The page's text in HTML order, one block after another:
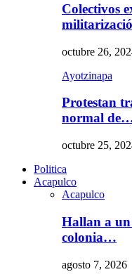
Colectivos
octubre 26,
Ayotzinapa
Protestan
normal
octubre 25,
Politica
Acapulco
Acapulco
Hallan a un
colonia…
agosto 7, 2026